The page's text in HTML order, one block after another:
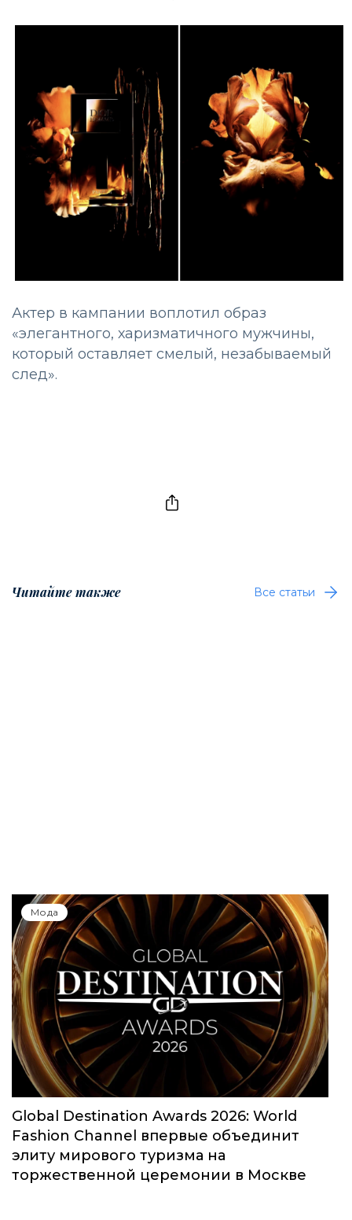
Актер в кампании воплотил образ
«элегантного, харизматичного мужчины,
который оставляет смелый, незабываемый
след».
Читайте также Все статьи
Мода
Global Destination Awards 2026: World
Fashion Channel впервые объединит
элиту мирового туризма на
торжественной церемонии в Москве